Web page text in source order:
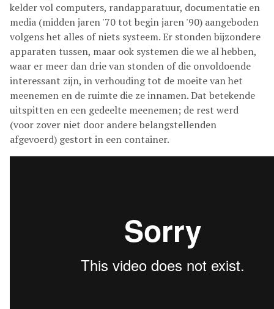
kelder vol computers, randapparatuur, documentatie en
media (midden jaren '70 tot begin jaren '90) aangeboden
volgens het alles of niets systeem. Er stonden bijzondere
apparaten tussen, maar ook systemen die we al hebben,
waar er meer dan drie van stonden of die onvoldoende
interessant zijn, in verhouding tot de moeite van het
meenemen en de ruimte die ze innamen. Dat betekende
uitspitten en een gedeelte meenemen; de rest werd
(voor zover niet door andere belangstellenden
afgevoerd) gestort in een container.